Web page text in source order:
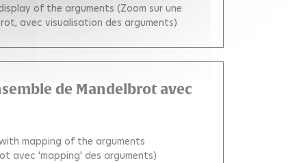
of the arguments (Zoom sur une
avec visualisation des arguments)
de Mandelbrot avec
mapping of the arguments
avec 'mapping' des arguments)